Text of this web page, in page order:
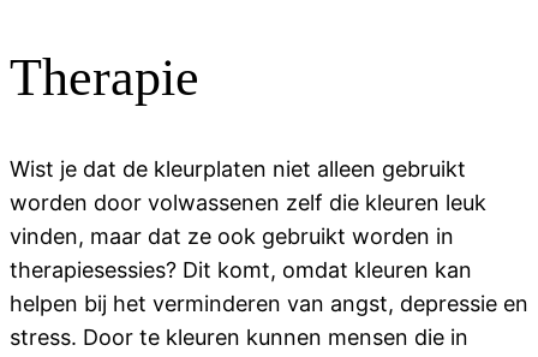
Therapie
Wist je dat de kleurplaten niet alleen gebruikt
worden door volwassenen zelf die kleuren leuk
vinden, maar dat ze ook gebruikt worden in
therapiesessies? Dit komt, omdat kleuren kan
helpen bij het verminderen van angst, depressie en
stress. Door te kleuren kunnen mensen die in